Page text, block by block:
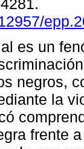
es un
negros,
la
frente